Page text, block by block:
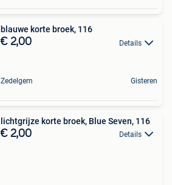
blauwe korte broek, 116
€ 2,00 Details
Zedelgem Gisteren
lichtgrijze korte broek, Blue Seven, 116
€ 2,00 Details